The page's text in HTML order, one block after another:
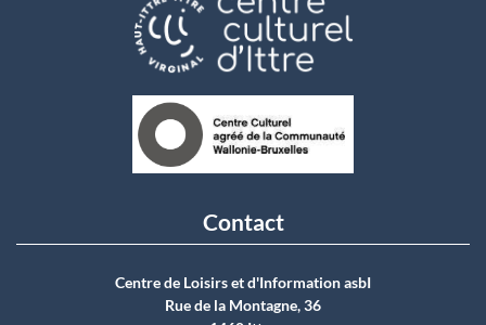
Contact
Centre de Loisirs et d'Information asbI
Rue de la Montagne, 36